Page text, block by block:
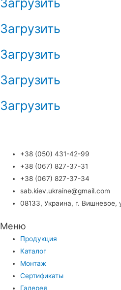
Загрузить
Загрузить
Загрузить
Загрузить
+38 (050) 431-42-99
+38 (067) 827-37-31
+38 (067) 827-37-34
sab.kiev.ukraine@gmail.com
08133, Украина, г. Вишневое,
Меню
Продукция
Каталог
Монтаж
Сертификаты
Галерея